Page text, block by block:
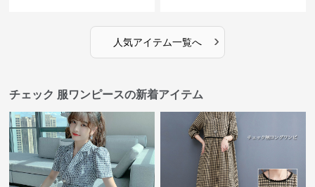
人気アイテム一覧へ ›
チェック 服ワンピースの新着アイテム